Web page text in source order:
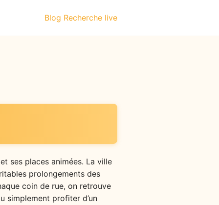
Blog Recherche live
ses places animées. La ville
prolongements des
coin de rue, on retrouve
simplement profiter d’un